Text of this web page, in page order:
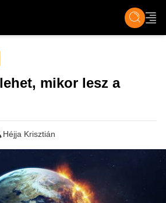
ÉLET TECH &
mikor lesz a
Héjja Krisztián